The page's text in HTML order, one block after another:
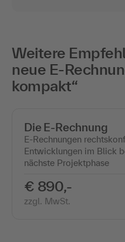
Weitere
neue E-
kompakt“
Die E-Rechnung
E-Rechnungen
Entwicklungen im Blick
nächste Projektphase
€ 890,-
zzgl. MwSt.